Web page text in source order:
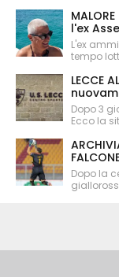
l'ex
L'ex
tempo
LECCE
Dopo 3
Ecco la
Dopo la